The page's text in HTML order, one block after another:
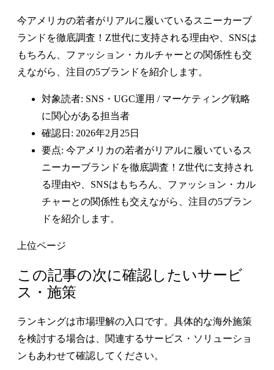
今アメリカの若者がリアルに履いているスニーカーブ
ランドを徹底調査！Z世代に支持される理由や、SNSは
もちろん、ファッション・カルチャーとの関係性も交
えながら、注目の5ブランドを紹介します。
対象読者: SNS・UGC運用 / マーケティング戦略
に関心がある担当者
確認日: 2026年2月25日
要点: 今アメリカの若者がリアルに履いているス
ニーカーブランドを徹底調査！Z世代に支持され
る理由や、SNSはもちろん、ファッション・カル
チャーとの関係性も交えながら、注目の5ブラン
ドを紹介します。
上位ページ
この記事の次に確認したいサービ
ス・施策
ランキングは市場理解の入口です。具体的な海外施策
を検討する場合は、関連するサービス・ソリューショ
ンもあわせて確認してください。